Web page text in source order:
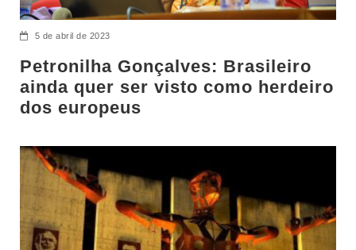
5 de abril de 2023
Petronilha Gonçalves: Brasileiro
ainda quer ser visto como herdeiro
dos europeus